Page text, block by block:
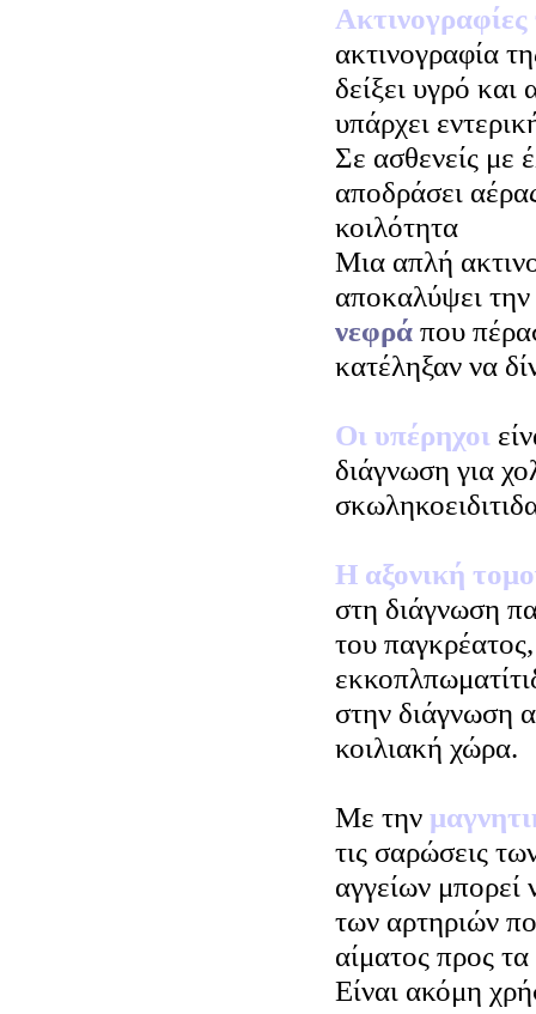
Ακτινογραφίες
ακτινογραφία
δείξει υγρό
υπάρχει
Σε ασθενείς με
αποδράσει
κοιλότητα
Μια απλή
αποκαλύψει την
νεφρά που
κατέληξαν να
Οι υπέρηχοι
διάγνωση για
Η αξονική
στη διάγνωση
του
στην διάγνωση
κοιλιακή χώρα.
Με την
τις σαρώσεις
αγγείων μπορεί
των αρτηριών
αίματος προς
Είναι ακόμη